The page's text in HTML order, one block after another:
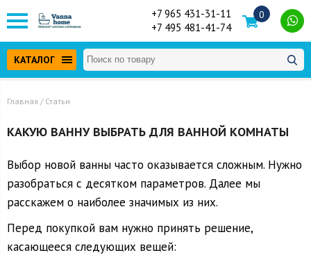
+7 965 431-31-11
+7 495 481-41-74
0
КАТАЛОГ
Главная / Статьи
КАКУЮ ВАННУ ВЫБРАТЬ ДЛЯ ВАННОЙ КОМНАТЫ
Выбор новой ванны часто оказывается сложным. Нужно
разобраться с десятком параметров. Далее мы
расскажем о наиболее значимых из них.
Перед покупкой вам нужно принять решение,
касающееся следующих вещей: